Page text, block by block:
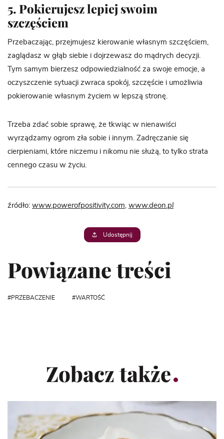
5. Pokierujesz lepiej swoim
szczęściem
Przebaczając, przejmujesz kierowanie własnym szczęściem,
zaglądasz w głąb siebie i dojrzewasz do mądrych decyzji.
Tym samym bierzesz odpowiedzialność za swoje emocje, a
oczyszczenie sytuacji zwraca spokój, szczęście i umożliwia
pokierowanie własnym życiem w lepszą stronę.
Trzeba zdać sobie sprawę, że tkwiąc w nienawiści
wyrządzamy ogrom zła sobie i innym. Zadręczanie się
cierpieniami, które niczemu i nikomu nie służą, to tylko strata
cennego czasu w życiu.
źródło: www.powerofpositivity.com www.deon.pl
Udostępnij
Powiązane treści
PRZEBACZENIE WARTOŚĆ
Zobacz także